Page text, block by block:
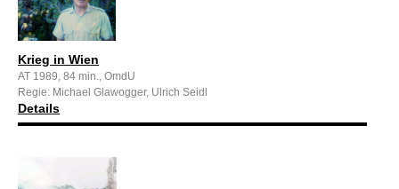
Krieg in Wien
AT 1989, 84 min., OmdU
Regie: Michael Glawogger, Ulrich Seidl
Details